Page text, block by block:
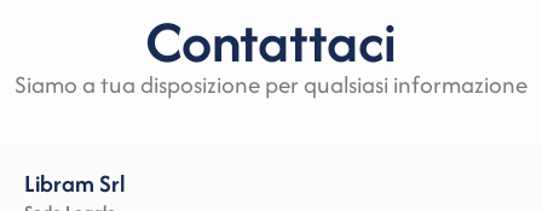
Contattaci
Siamo a tua disposizione per qualsiasi informazione
Libram Srl